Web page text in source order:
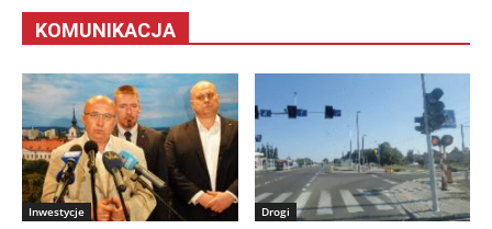
KOMUNIKACJA
Inwestycje Drogi